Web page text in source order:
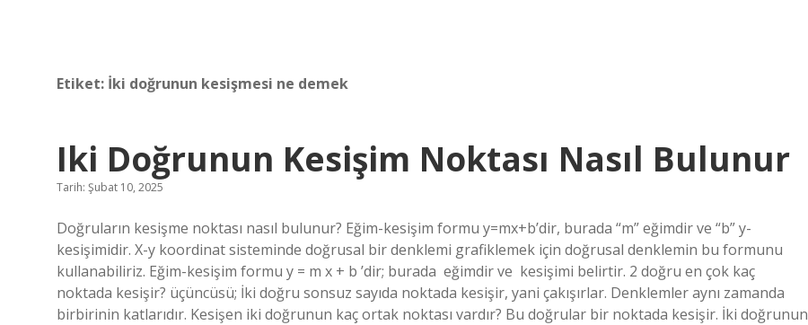
Etiket: İki doğrunun kesişmesi ne demek
Iki Doğrunun Kesişim Noktası Nasıl Bulunur
Tarih: Şubat 10, 2025
Doğruların kesişme noktası nasıl bulunur? Eğim-kesişim formu y=mx+b’dir, burada “m” eğimdir ve “b” y-
kesişimidir. X-y koordinat sisteminde doğrusal bir denklemi grafiklemek için doğrusal denklemin bu formunu
kullanabiliriz. Eğim-kesişim formu y = m x + b ‍’dir; burada ‍ eğimdir ve ‍ kesişimi belirtir. 2 doğru en çok kaç
noktada kesişir? üçüncüsü; İki doğru sonsuz sayıda noktada kesişir, yani çakışırlar. Denklemler aynı zamanda
birbirinin katlarıdır. Kesişen iki doğrunun kaç ortak noktası vardır? Bu doğrular bir noktada kesişir. İki doğrunun